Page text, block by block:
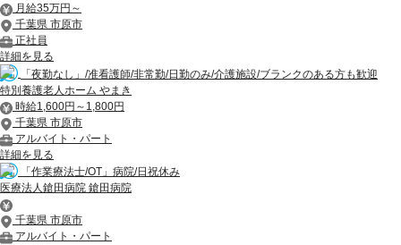
月給35万円～
千葉県 市原市
正社員
詳細を見る
「夜勤なし」/准看護師/非常勤/日勤のみ/介護施設/ブランクのある方も歓迎
特別養護老人ホーム やまき
時給1,600円～1,800円
千葉県 市原市
アルバイト・パート
詳細を見る
「作業療法士/OT」病院/日祝休み
医療法人鎗田病院 鎗田病院
千葉県 市原市
アルバイト・パート